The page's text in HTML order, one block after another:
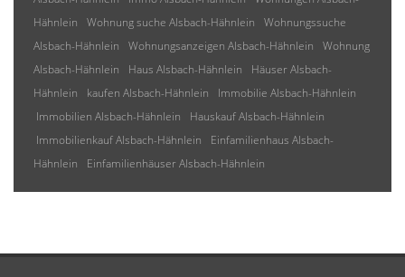
Hähnlein
Wohnung suche Alsbach-Hähnlein
Wohnungssuche
Alsbach-Hähnlein
Wohnungsanzeigen Alsbach-Hähnlein
Wohnung
Alsbach-Hähnlein
Haus Alsbach-Hähnlein
Häuser Alsbach-
Hähnlein
kaufen Alsbach-Hähnlein
Immobilie Alsbach-Hähnlein
Immobilien Alsbach-Hähnlein
Hauskauf Alsbach-Hähnlein
Immobilienkauf Alsbach-Hähnlein
Einfamilienhaus Alsbach-
Hähnlein
Einfamilienhäuser Alsbach-Hähnlein